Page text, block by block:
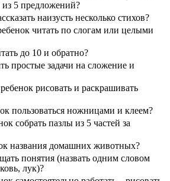
5 предложений?
наизусть несколько стихов?
читать по слогам или целыми
до 10 и обратно?
простые задачи на сложение и
рисовать и раскрашивать
пользоваться ножницами и клеем?
собрать пазлы из 5 частей за
названия домашних животных?
понятия (назвать одним словом
лук)?